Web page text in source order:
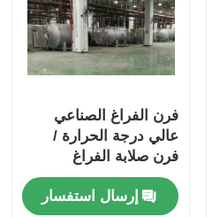
فرن الفراغ الصناعي
عالي درجة الحرارة /
فرن صلابة الفراغ
مستقرة
إرسال استفسار